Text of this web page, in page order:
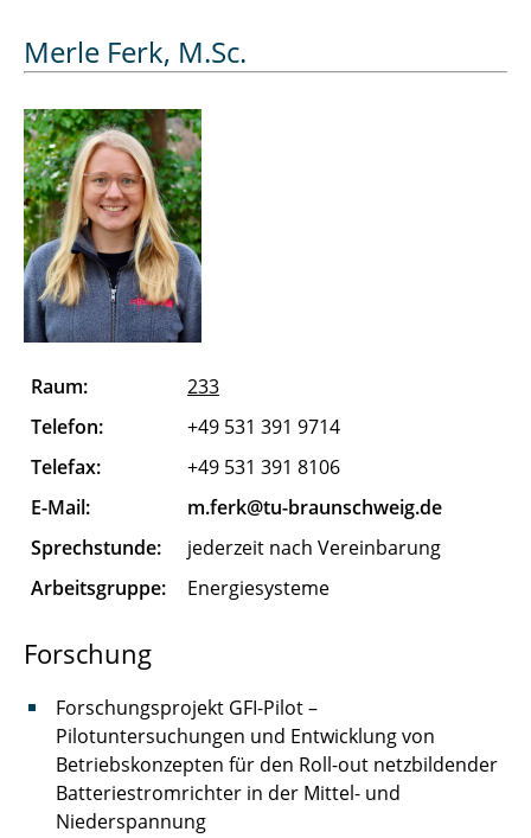
Cziumplik David
Dubowik Alexander
Düe Alexandra
Eickelmann Jens
Essers Julien
Farshadi Abdolhamid
Ferk Merle
Gand Max
Garn Till
Göhrmann Mats
Gorkow Nelly
Graber Benedikt
Gromova Polina
Merle Ferk, M.Sc.
Raum:
233
Telefon:
+49 531 391 9714
Telefax:
+49 531 391 8106
E-Mail:
m.ferk@tu-braunschweig.de
Sprechstunde:
jederzeit nach Vereinbarung
Arbeitsgruppe:
Energiesysteme
Forschung
Forschungsprojekt GFI-Pilot –
Pilotuntersuchungen und Entwicklung von
Betriebskonzepten für den Roll-out netzbildender
Batteriestromrichter in der Mittel- und
Niederspannung